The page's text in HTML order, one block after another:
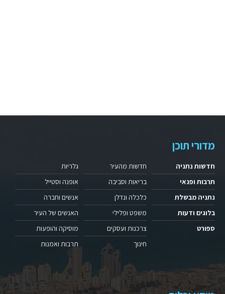
מדורי תוכן
חדשות נתניה
תרבות ופנאי
נתניה מבשלת
בלוגים ודעות
ספורט
חדשות מהעיר
בריאות וסביבה
כלכלה ונדלן
משפט ופלילי
צרכנות ועסקים
חינוך
גלריות
אופנה וסטייל
אנשים וחברה
האנשים של העיר
מוסיקה והופעות
תרבות ואמנות